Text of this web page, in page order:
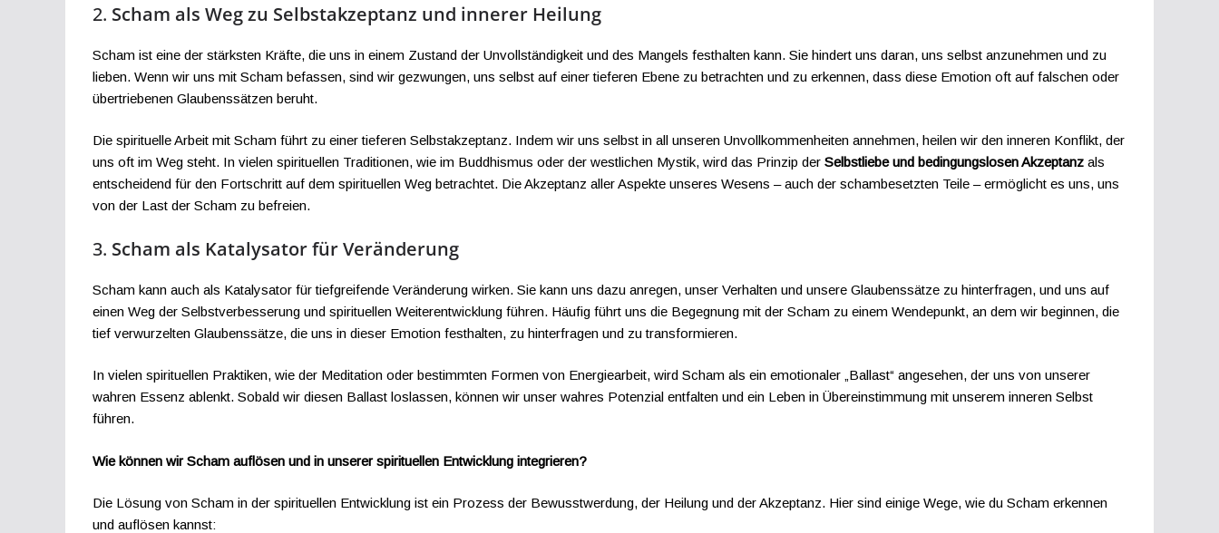
2. Scham als Weg zu Selbstakzeptanz und innerer Heilung
Scham ist eine der stärksten Kräfte, die uns in einem Zustand der Unvollständigkeit und des Mangels festhalten kann. Sie hindert uns daran, uns selbst anzunehmen und zu
lieben. Wenn wir uns mit Scham befassen, sind wir gezwungen, uns selbst auf einer tieferen Ebene zu betrachten und zu erkennen, dass diese Emotion oft auf falschen oder
übertriebenen Glaubenssätzen beruht.
Die spirituelle Arbeit mit Scham führt zu einer tieferen Selbstakzeptanz. Indem wir uns selbst in all unseren Unvollkommenheiten annehmen, heilen wir den inneren Konflikt, der
uns oft im Weg steht. In vielen spirituellen Traditionen, wie im Buddhismus oder der westlichen Mystik, wird das Prinzip der Selbstliebe und bedingungslosen Akzeptanz als
entscheidend für den Fortschritt auf dem spirituellen Weg betrachtet. Die Akzeptanz aller Aspekte unseres Wesens – auch der schambesetzten Teile – ermöglicht es uns, uns
von der Last der Scham zu befreien.
3. Scham als Katalysator für Veränderung
Scham kann auch als Katalysator für tiefgreifende Veränderung wirken. Sie kann uns dazu anregen, unser Verhalten und unsere Glaubenssätze zu hinterfragen, und uns auf
einen Weg der Selbstverbesserung und spirituellen Weiterentwicklung führen. Häufig führt uns die Begegnung mit der Scham zu einem Wendepunkt, an dem wir beginnen, die
tief verwurzelten Glaubenssätze, die uns in dieser Emotion festhalten, zu hinterfragen und zu transformieren.
In vielen spirituellen Praktiken, wie der Meditation oder bestimmten Formen von Energiearbeit, wird Scham als ein emotionaler „Ballast“ angesehen, der uns von unserer
wahren Essenz ablenkt. Sobald wir diesen Ballast loslassen, können wir unser wahres Potenzial entfalten und ein Leben in Übereinstimmung mit unserem inneren Selbst
führen.
Wie können wir Scham auflösen und in unserer spirituellen Entwicklung integrieren?
Die Lösung von Scham in der spirituellen Entwicklung ist ein Prozess der Bewusstwerdung, der Heilung und der Akzeptanz. Hier sind einige Wege, wie du Scham erkennen
und auflösen kannst: